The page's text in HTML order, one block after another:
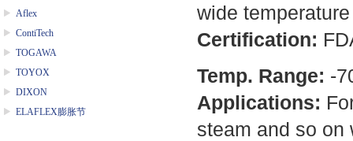
Aflex
ContiTech
TOGAWA
TOYOX
DIXON
ELAFLEX膨胀节
wide
Certification:
Temp. Range: -
Applications:
steam and so on